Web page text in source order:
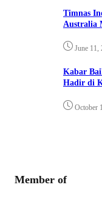
Timnas
Australia
June 11,
Kabar
Hadir di
October
Member of